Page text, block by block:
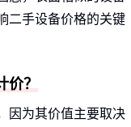
二手设备价格的关键
价？
因为其价值主要取决